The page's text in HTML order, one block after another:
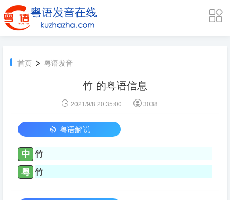
首页 > 粤语发音
竹 的粤语信息
2021/9/8 20:35:00 3038
粤语解说
中 竹
粤 竹